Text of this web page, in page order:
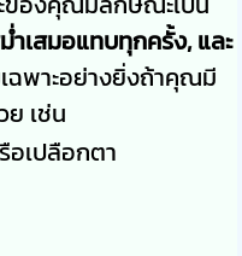
เสมอแทบทุกครั้ง, และ
ฉพาะอย่างยิ่งถ้าคุณมี
ย เช่น
อเปลือกตา